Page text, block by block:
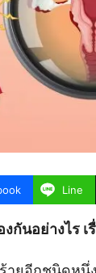
Line
งกันอย่างไร